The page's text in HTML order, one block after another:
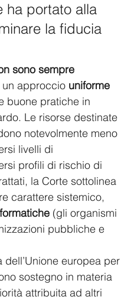
ha portato alla
la fiducia
sono sempre
approccio uniforme
buone pratiche in
Le risorse destinate
notevolmente meno
livelli di
profili di rischio di
la Corte sottolinea
carattere sistemico,
(gli organismi
pubbliche e
dell’Unione europea per
sostegno in materia
attribuita ad altri